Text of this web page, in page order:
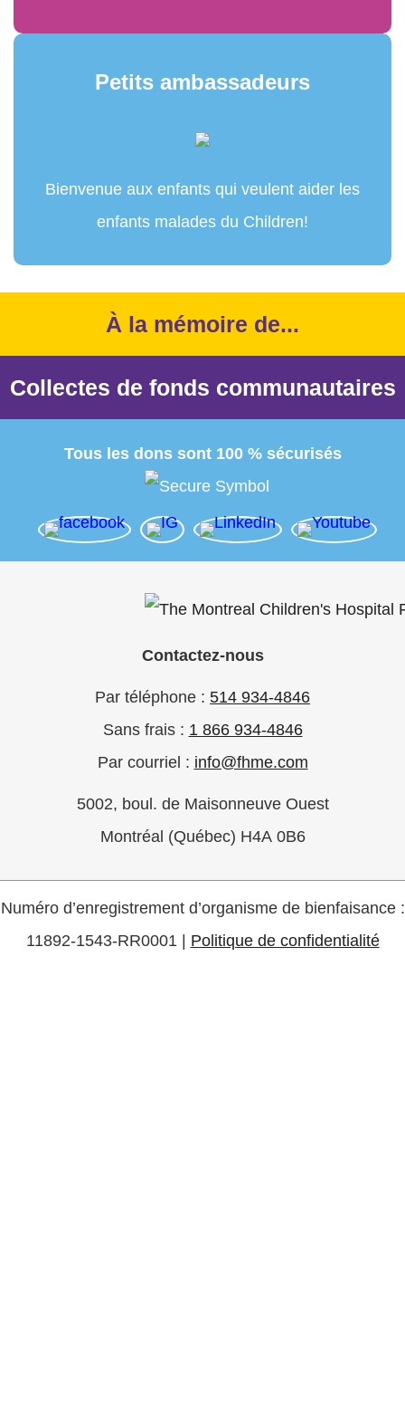
Petits ambassadeurs
Bienvenue aux enfants qui veulent aider les
enfants malades du Children!
À la mémoire de...
Collectes de fonds communautaires
Tous les dons sont 100 % sécurisés
Contactez-nous
Par téléphone : 514 934-4846
Sans frais : 1 866 934-4846
Par courriel : info@fhme.com
5002, boul. de Maisonneuve Ouest
Montréal (Québec) H4A 0B6
Numéro d’enregistrement d’organisme de bienfaisance :
11892-1543-RR0001 | Politique de confidentialité